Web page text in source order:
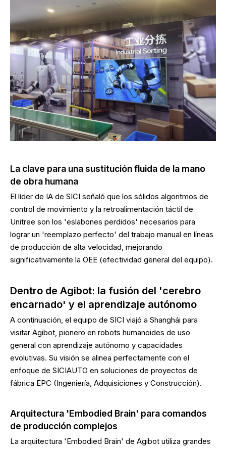
La clave para una sustitución fluida de la mano
de obra humana
El líder de IA de SICI señaló que los sólidos algoritmos de
control de movimiento y la retroalimentación táctil de
Unitree son los 'eslabones perdidos' necesarios para
lograr un 'reemplazo perfecto' del trabajo manual en líneas
de producción de alta velocidad, mejorando
significativamente la OEE (efectividad general del equipo).
Dentro de Agibot: la fusión del 'cerebro
encarnado' y el aprendizaje autónomo
A continuación, el equipo de SICI viajó a Shanghái para
visitar Agibot, pionero en robots humanoides de uso
general con aprendizaje autónomo y capacidades
evolutivas. Su visión se alinea perfectamente con el
enfoque de SICIAUTO en soluciones de proyectos de
fábrica EPC (Ingeniería, Adquisiciones y Construcción).
Arquitectura 'Embodied Brain' para comandos
de producción complejos
La arquitectura 'Embodied Brain' de Agibot utiliza grandes